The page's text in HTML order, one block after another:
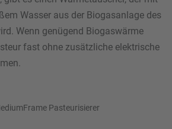
Wasser aus der Biogasanlage des
Wenn genügend Biogaswärme
fast ohne zusätzliche elektrische
Pasteurisierer